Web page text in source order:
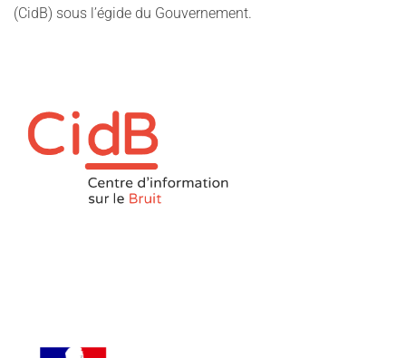
(CidB) sous l’égide du Gouvernement.